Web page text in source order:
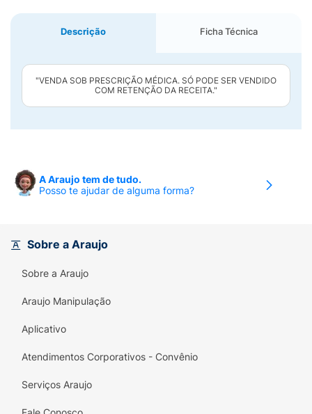
Descrição Ficha Técnica
"VENDA SOB PRESCRIÇÃO MÉDICA. SÓ PODE SER VENDIDO
COM RETENÇÃO DA RECEITA."
A Araujo tem de tudo.
Posso te ajudar de alguma forma?
Sobre a Araujo
Sobre a Araujo
Araujo Manipulação
Aplicativo
Atendimentos Corporativos - Convênio
Serviços Araujo